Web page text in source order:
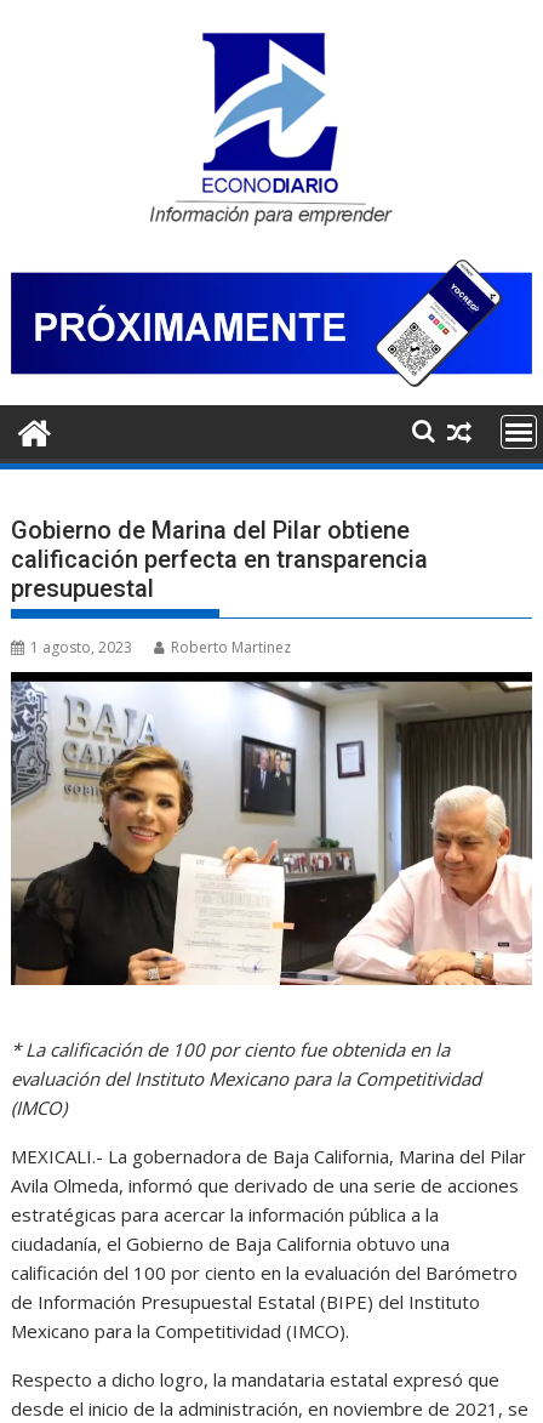
Gobierno de Marina del Pilar obtiene
calificación perfecta en transparencia
presupuestal
1 agosto, 2023 Roberto Martinez
* La calificación de 100 por ciento fue obtenida en la
evaluación del Instituto Mexicano para la Competitividad
(IMCO)
MEXICALI.- La gobernadora de Baja California, Marina del Pilar
Avila Olmeda, informó que derivado de una serie de acciones
estratégicas para acercar la información pública a la
ciudadanía, el Gobierno de Baja California obtuvo una
calificación del 100 por ciento en la evaluación del Barómetro
de Información Presupuestal Estatal (BIPE) del Instituto
Mexicano para la Competitividad (IMCO).
Respecto a dicho logro, la mandataria estatal expresó que
desde el inicio de la administración, en noviembre de 2021, se